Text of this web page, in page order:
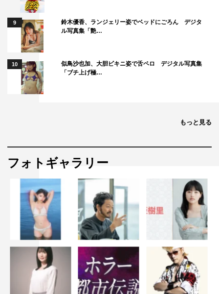
9
鈴木優香、ランジェリー姿でベッドにごろん デジタ
ル写真集「艶…
10
似鳥沙也加、大胆ビキニ姿で舌ペロ デジタル写真集
「ブチ上げ極…
もっと見る
フォトギャラリー